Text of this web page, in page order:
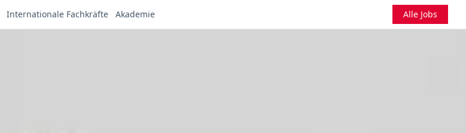
Internationale Fachkräfte Akademie Alle Jobs